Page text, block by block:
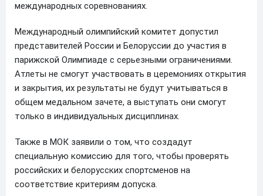
международных соревнованиях.
Международный олимпийский комитет допустил
представителей России и Белоруссии до участия в
парижской Олимпиаде с серьезными ограничениями.
Атлеты не смогут участвовать в церемониях открытия
и закрытия, их результаты не будут учитываться в
общем медальном зачете, а выступать они смогут
только в индивидуальных дисциплинах.
Также в МОК заявили о том, что создадут
специальную комиссию для того, чтобы проверять
российских и белорусских спортсменов на
соответствие критериям допуска.